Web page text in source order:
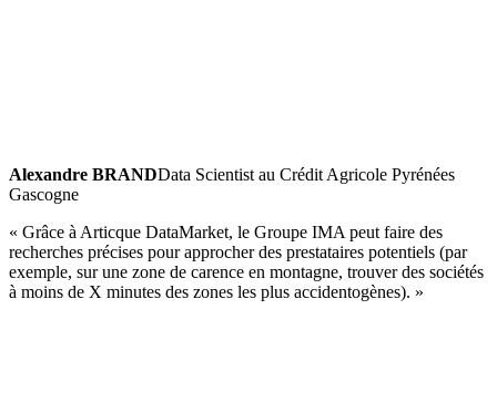
Alexandre BRANDData Scientist au Crédit Agricole Pyrénées
Gascogne
« Grâce à Articque DataMarket, le Groupe IMA peut faire des
recherches précises pour approcher des prestataires potentiels (par
exemple, sur une zone de carence en montagne, trouver des sociétés
à moins de X minutes des zones les plus accidentogènes). »